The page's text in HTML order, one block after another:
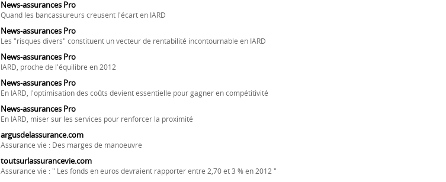
News-assurances Pro
Quand les bancassureurs creusent l'écart en IARD
News-assurances Pro
Les "risques divers" constituent un vecteur de rentabilité incontournable en IARD
News-assurances Pro
IARD, proche de l'équilibre en 2012
News-assurances Pro
En IARD, l'optimisation des coûts devient essentielle pour gagner en compétitivité
News-assurances Pro
En IARD, miser sur les services pour renforcer la proximité
argusdelassurance.com
Assurance vie : Des marges de manoeuvre
toutsurlassurancevie.com
Assurance vie : " Les fonds en euros devraient rapporter entre 2,70 et 3 % en 2012 "